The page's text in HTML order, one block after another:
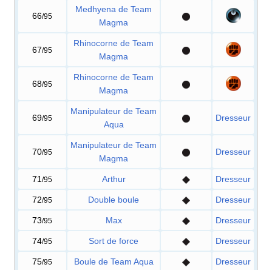
66/95
Medhyena de Team
Magma
67/95
Rhinocorne de Team
Magma
68/95
Rhinocorne de Team
Magma
69/95
Manipulateur de Team
Aqua
Dresseur
70/95
Manipulateur de Team
Magma
Dresseur
71 /95 Arthur Dresseur
72/95 Double boule Dresseur
73/95 Max Dresseur
74/95 Sort de force Dresseur
75/95 Boule de Team Aqua Dresseur